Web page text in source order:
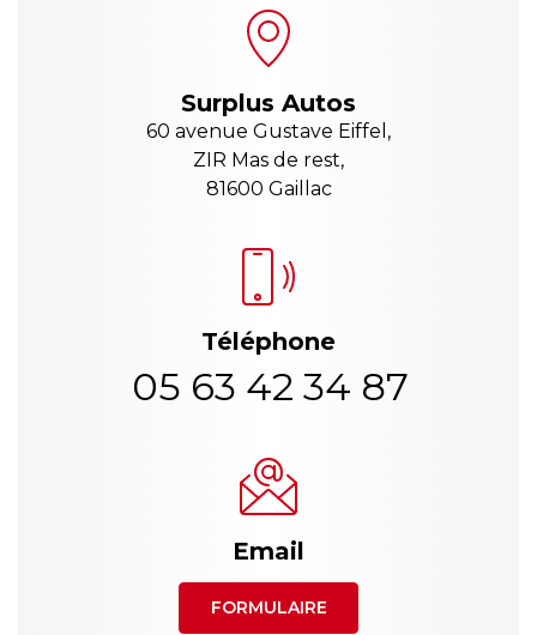
Surplus Autos
60 avenue Gustave Eiffel,
ZIR Mas de rest,
81600 Gaillac
Téléphone
05 63 42 34 87
Email
FORMULAIRE